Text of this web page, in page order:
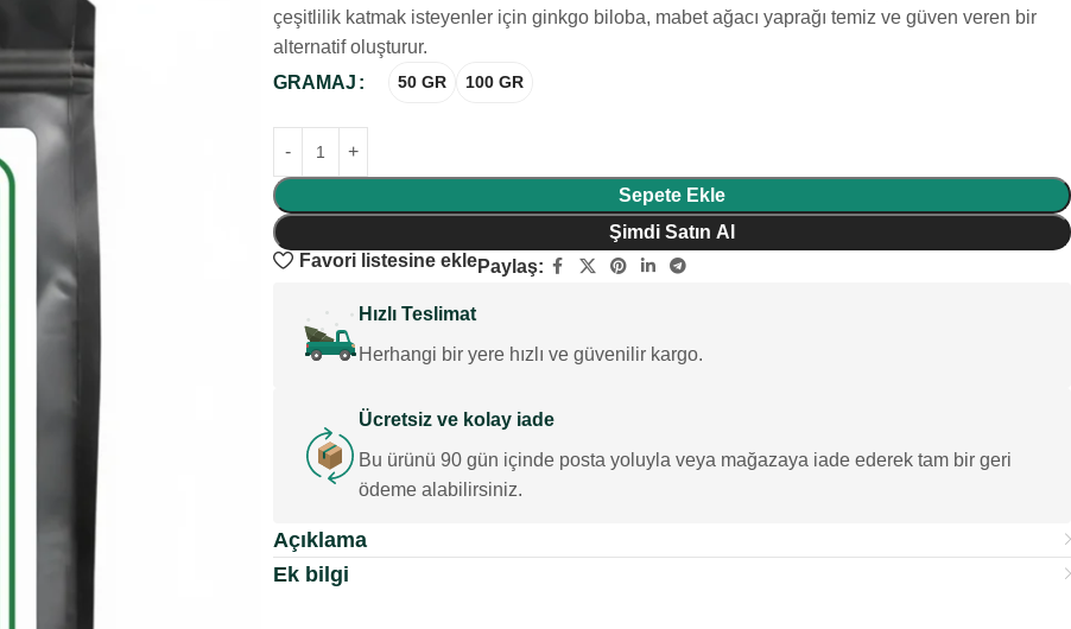
çeşitlilik katmak isteyenler için ginkgo biloba, mabet ağacı yaprağı temiz ve güven veren bir
alternatif oluşturur.
GRAMAJ
50 GR 100 GR
Sepete Ekle
Şimdi Satın Al
Favori listesine eklePaylaş:
Hızlı Teslimat
Herhangi bir yere hızlı ve güvenilir kargo.
Ücretsiz ve kolay iade
Bu ürünü 90 gün içinde posta yoluyla veya mağazaya iade ederek tam bir geri
ödeme alabilirsiniz.
Açıklama
Ek bilgi